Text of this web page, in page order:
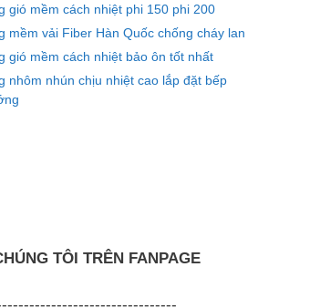
gió mềm cách nhiệt phi 150 phi 200
mềm vải Fiber Hàn Quốc chống cháy lan
gió mềm cách nhiệt bảo ôn tốt nhất
nhôm nhún chịu nhiệt cao lắp đặt bếp
TÔI TRÊN FANPAGE